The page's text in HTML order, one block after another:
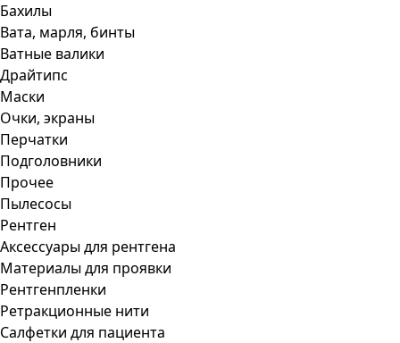
Бахилы
Вата, марля, бинты
Ватные валики
Драйтипс
Маски
Очки, экраны
Перчатки
Подголовники
Прочее
Пылесосы
Рентген
Аксессуары для рентгена
Материалы для проявки
Рентгенпленки
Ретракционные нити
Салфетки для пациента